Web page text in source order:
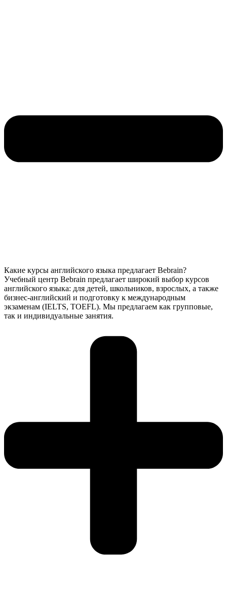
Какие курсы английского языка предлагает Bebrain?
Учебный центр Bebrain предлагает широкий выбор курсов
английского языка: для детей, школьников, взрослых, а также
бизнес-английский и подготовку к международным
экзаменам (IELTS, TOEFL). Мы предлагаем как групповые,
так и индивидуальные занятия.